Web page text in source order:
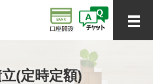
(定時定額)